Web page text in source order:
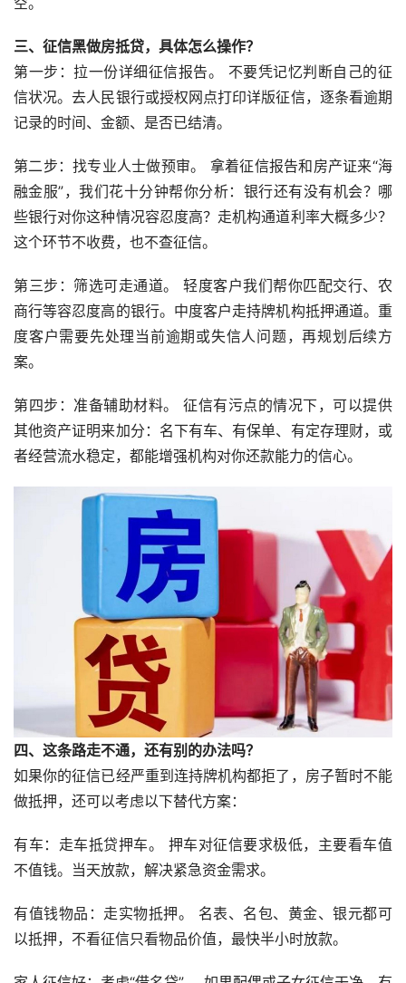
三、征信黑做房抵贷，具体怎么操作？
第一步：拉一份详细征信报告。 不要凭记忆判断自己的征
信状况。去人民银行或授权网点打印详版征信，逐条看逾期
记录的时间、金额、是否已结清。
第二步：找专业人士做预审。 拿着征信报告和房产证来“海
融金服”，我们花十分钟帮你分析：银行还有没有机会？哪
些银行对你这种情况容忍度高？走机构通道利率大概多少？
这个环节不收费，也不查征信。
第三步：筛选可走通道。 轻度客户我们帮你匹配交行、农
商行等容忍度高的银行。中度客户走持牌机构抵押通道。重
度客户需要先处理当前逾期或失信人问题，再规划后续方
案。
第四步：准备辅助材料。 征信有污点的情况下，可以提供
其他资产证明来加分：名下有车、有保单、有定存理财，或
者经营流水稳定，都能增强机构对你还款能力的信心。
四、这条路走不通，还有别的办法吗？
如果你的征信已经严重到连持牌机构都拒了，房子暂时不能
做抵押，还可以考虑以下替代方案：
有车：走车抵贷押车。 押车对征信要求极低，主要看车值
不值钱。当天放款，解决紧急资金需求。
有值钱物品：走实物抵押。 名表、名包、黄金、银元都可
以抵押，不看征信只看物品价值，最快半小时放款。